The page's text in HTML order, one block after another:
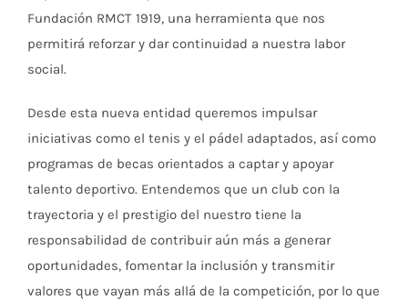
Fundación RMCT 1919, una herramienta que nos
permitirá reforzar y dar continuidad a nuestra labor
social.
Desde esta nueva entidad queremos impulsar
iniciativas como el tenis y el pádel adaptados, así como
programas de becas orientados a captar y apoyar
talento deportivo. Entendemos que un club con la
trayectoria y el prestigio del nuestro tiene la
responsabilidad de contribuir aún más a generar
oportunidades, fomentar la inclusión y transmitir
valores que vayan más allá de la competición, por lo que